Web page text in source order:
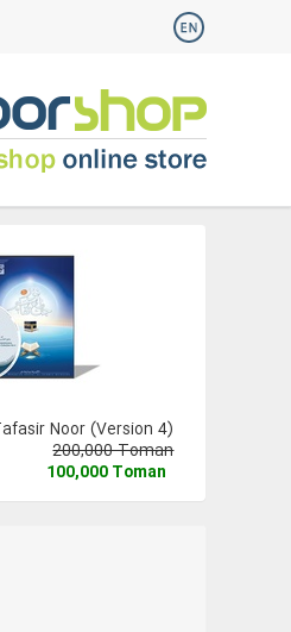
Noor (Version 4)
200,000 Toman
100,000 Toman